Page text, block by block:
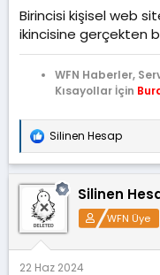
Birincisi kişisel web
ikincisine gerçekten
WFN Haberler,
Kısayollar İçin
T
e
p
k
l
e
:
Silinen Hesap
Silinen
WFN Üye
22 Haz 2024